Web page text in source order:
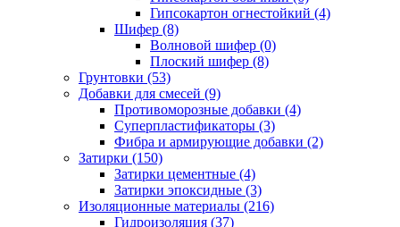
Гипсокартон огнестойкий (4)
Шифер (8)
Волновой шифер (0)
Плоский шифер (8)
Грунтовки (53)
Добавки для смесей (9)
Противоморозные добавки (4)
Суперпластификаторы (3)
Фибра и армирующие добавки (2)
Затирки (150)
Затирки цементные (4)
Затирки эпоксидные (3)
Изоляционные материалы (216)
Гидроизоляция (37)